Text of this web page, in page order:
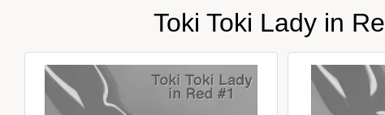
Toki Toki Lady in